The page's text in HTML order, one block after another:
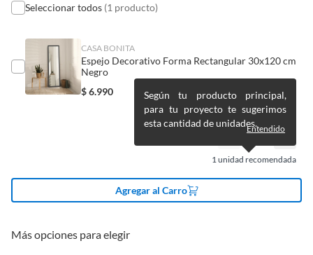
Productos en combo Sí
Cantidad de cajones
Cantidad de puertas 2
soportado
60 Kg
Tipo de guardarropa
Seleccionar todos (1 producto)
CASA BONITA
Espejo Decorativo Forma Rectangular 30x120 cm
Negro
$6.990
1unidad recomendada
Según tu producto principal,
para tu proyecto te sugerimos
esta cantidad de unidades.Entendido
Agregar al Carro
Más opciones para elegir